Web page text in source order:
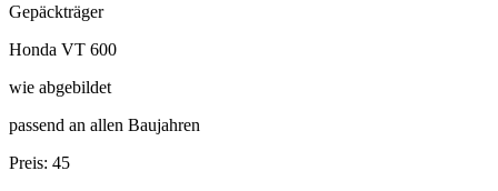
Gepäckträger
Honda VT 600
wie abgebildet
passend an allen Baujahren
Preis: 45